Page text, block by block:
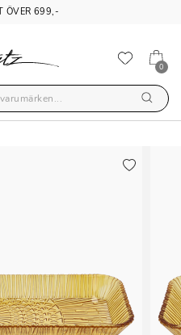
ÖVER 699,-
0